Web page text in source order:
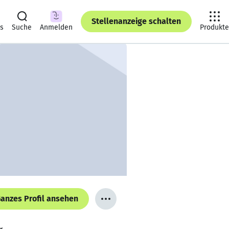
Suche Anmelden
Stellenanzeige schalten
Produkte
Profil ansehen